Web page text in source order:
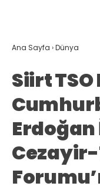
Ana Sayfa ›Dünya
Siirt